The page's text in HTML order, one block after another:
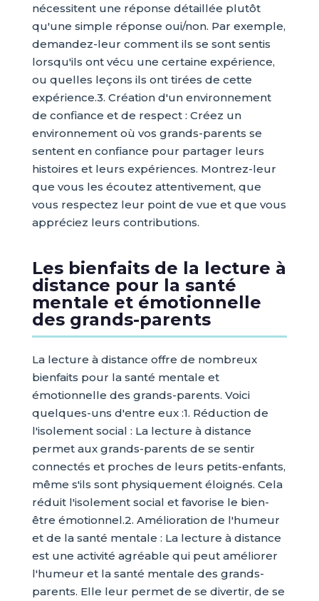
nécessitent une réponse détaillée plutôt
qu'une simple réponse oui/non. Par exemple,
demandez-leur comment ils se sont sentis
lorsqu'ils ont vécu une certaine expérience,
ou quelles leçons ils ont tirées de cette
expérience.3. Création d'un environnement
de confiance et de respect : Créez un
environnement où vos grands-parents se
sentent en confiance pour partager leurs
histoires et leurs expériences. Montrez-leur
que vous les écoutez attentivement, que
vous respectez leur point de vue et que vous
appréciez leurs contributions.
Les bienfaits de la lecture à
distance pour la santé
mentale et émotionnelle
des grands-parents
La lecture à distance offre de nombreux
bienfaits pour la santé mentale et
émotionnelle des grands-parents. Voici
quelques-uns d'entre eux :1. Réduction de
l'isolement social : La lecture à distance
permet aux grands-parents de se sentir
connectés et proches de leurs petits-enfants,
même s'ils sont physiquement éloignés. Cela
réduit l'isolement social et favorise le bien-
être émotionnel.2. Amélioration de l'humeur
et de la santé mentale : La lecture à distance
est une activité agréable qui peut améliorer
l'humeur et la santé mentale des grands-
parents. Elle leur permet de se divertir, de se